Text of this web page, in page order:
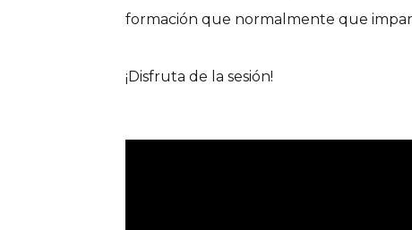
formación que normalmente que
¡Disfruta de la sesión!